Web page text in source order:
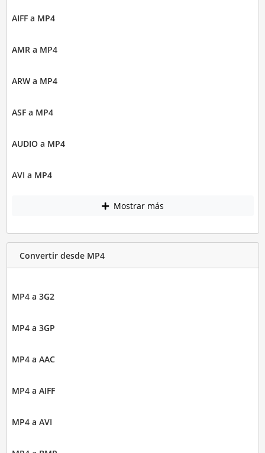
AIFF a MP4
AMR a MP4
ARW a MP4
ASF a MP4
AUDIO a MP4
AVI a MP4
Mostrar más
Convertir desde MP4
MP4 a 3G2
MP4 a 3GP
MP4 a AAC
MP4 a AIFF
MP4 a AVI